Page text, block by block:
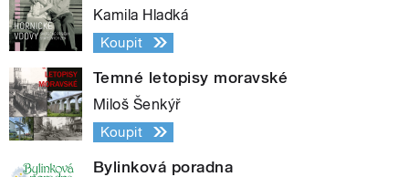
Kamila Hladká
Koupit
Temné letopisy moravské
Miloš Šenkýř
Koupit
Bylinková poradna